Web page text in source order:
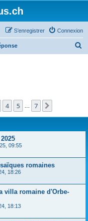
Connexion
S’enregistrer
c
4 5 7
09:55
romaines
18:26
villa romaine d'Orbe-
18:13